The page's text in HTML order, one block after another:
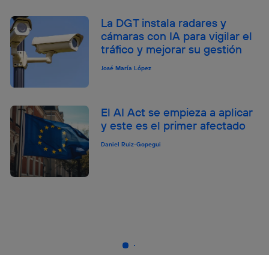
La DGT instala radares y
cámaras con IA para vigilar el
tráfico y mejorar su gestión
José María López
El AI Act se empieza a aplicar
y este es el primer afectado
Daniel Ruiz-Gopegui